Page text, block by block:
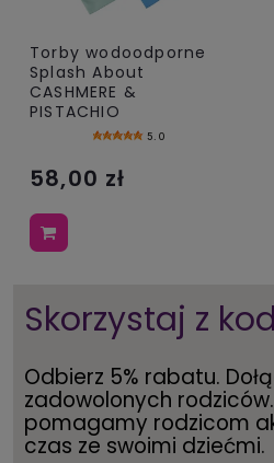
Torby wodoodporne
Splash About
CASHMERE &
PISTACHIO
5.0
58,00 zł
Skorzystaj z
Odbierz 5% rabatu.
zadowolonych
pomagamy rodzicom
czas ze swoimi dziećmi.